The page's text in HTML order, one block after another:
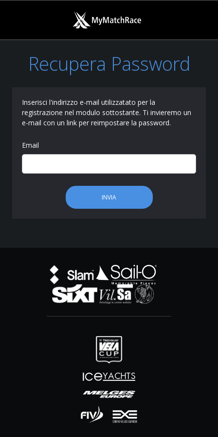
Recupera Password
Inserisci l'indirizzo e-mail utilizzatato per la
registrazione nel modulo sottostante. Ti invieremo un
e-mail con un link per reimpostare la password.
Email
INVIA